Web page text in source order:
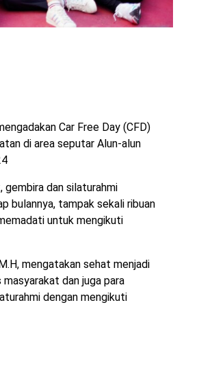
Car Free Day (CFD)
di area seputar Alun-alun
gembira dan silaturahmi
bulannya, tampak sekali ribuan
untuk mengikuti
mengatakan sehat menjadi
dan juga para
dengan mengikuti